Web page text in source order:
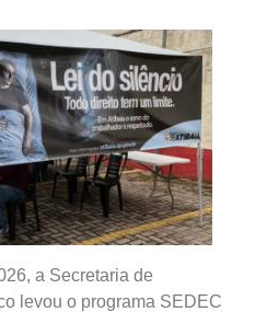
a Secretaria de
levou o programa SEDEC